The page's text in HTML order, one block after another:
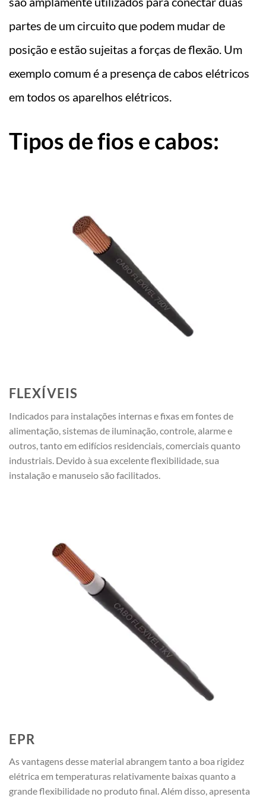
partes de um circuito que podem mudar de
posição e estão sujeitas a forças de flexão. Um
exemplo comum é a presença de cabos elétricos
em todos os aparelhos elétricos.
Tipos de fios e cabos:
FLEXÍVEIS
Indicados para instalações internas e fixas em fontes de
alimentação, sistemas de iluminação, controle, alarme e
outros, tanto em edifícios residenciais, comerciais quanto
industriais. Devido à sua excelente flexibilidade, sua
instalação e manuseio são facilitados.
EPR
As vantagens desse material abrangem tanto a boa rigidez
elétrica em temperaturas relativamente baixas quanto a
grande flexibilidade no produto final. Além disso, apresenta